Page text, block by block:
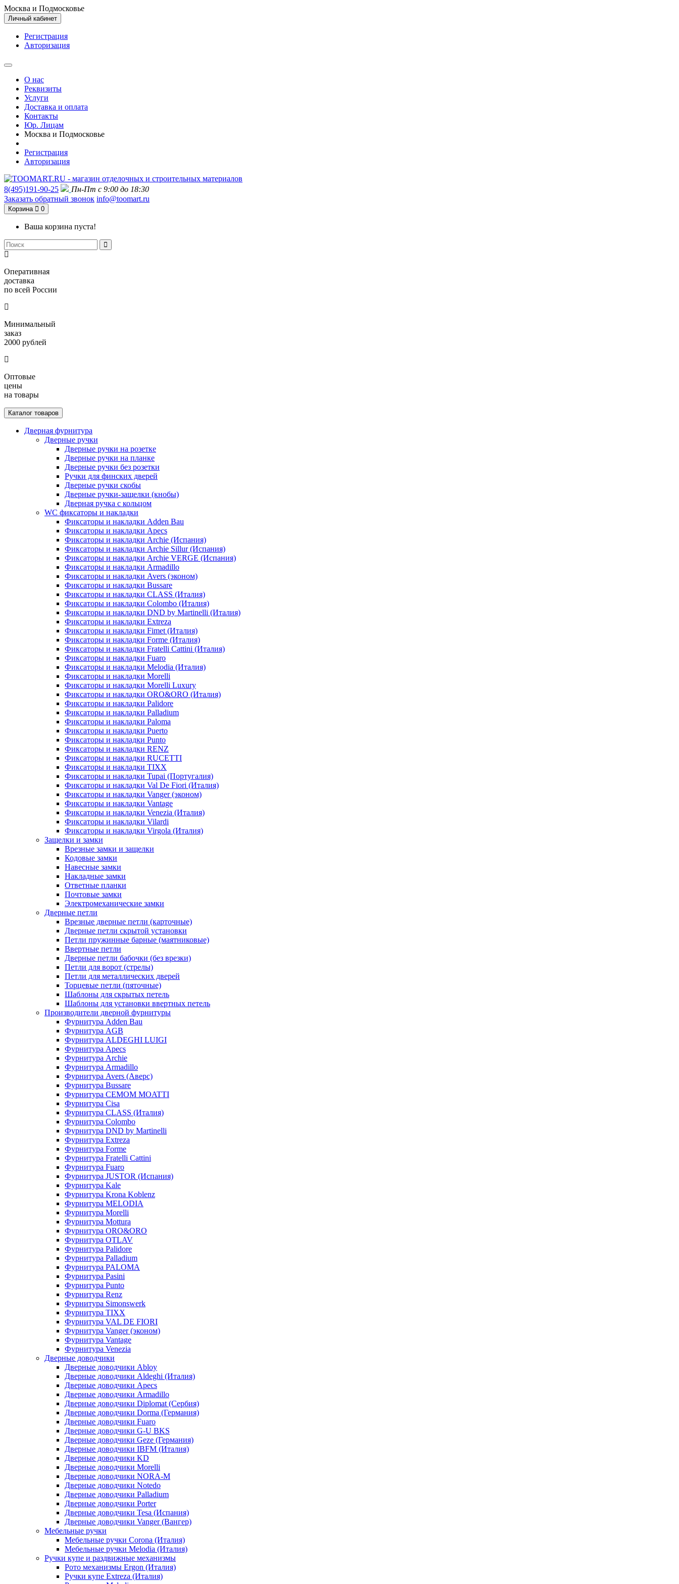
Москва и Подмосковье
Личный кабинет
Регистрация
Авторизация
О нас
Реквизиты
Услуги
Доставка и оплата
Контакты
Юр. Лицам
Москва и Подмосковье
Регистрация
Авторизация
8(495)191-90-25
Пн-Пт с 9:00 до 18:30
Заказать обратный звонок info@toomart.ru
Корзина 0
Ваша корзина пуста!
Оперативная
доставка
по всей России
Минимальный
заказ
2000 рублей
Оптовые
цены
на товары
Каталог товаров
Дверная фурнитура
Дверные ручки
Дверные ручки на розетке
Дверные ручки на планке
Дверные ручки без розетки
Ручки для финских дверей
Дверные ручки скобы
Дверные ручки-защелки (кнобы)
Дверная ручка с кольцом
WC фиксаторы и накладки
Фиксаторы и накладки Adden Bau
Фиксаторы и накладки Apecs
Фиксаторы и накладки Archie (Испания)
Фиксаторы и накладки Archie Sillur (Испания)
Фиксаторы и накладки Archie VERGE (Испания)
Фиксаторы и накладки Armadillo
Фиксаторы и накладки Avers (эконом)
Фиксаторы и накладки Bussare
Фиксаторы и накладки CLASS (Италия)
Фиксаторы и накладки Colombo (Италия)
Фиксаторы и накладки DND by Martinelli (Италия)
Фиксаторы и накладки Extreza
Фиксаторы и накладки Fimet (Италия)
Фиксаторы и накладки Forme (Италия)
Фиксаторы и накладки Fratelli Cattini (Италия)
Фиксаторы и накладки Fuaro
Фиксаторы и накладки Melodia (Италия)
Фиксаторы и накладки Morelli
Фиксаторы и накладки Morelli Luxury
Фиксаторы и накладки ORO&ORO (Италия)
Фиксаторы и накладки Palidore
Фиксаторы и накладки Palladium
Фиксаторы и накладки Paloma
Фиксаторы и накладки Puerto
Фиксаторы и накладки Punto
Фиксаторы и накладки RENZ
Фиксаторы и накладки RUCETTI
Фиксаторы и накладки TIXX
Фиксаторы и накладки Tupai (Португалия)
Фиксаторы и накладки Val De Fiori (Италия)
Фиксаторы и накладки Vanger (эконом)
Фиксаторы и накладки Vantage
Фиксаторы и накладки Venezia (Италия)
Фиксаторы и накладки Vilardi
Фиксаторы и накладки Virgola (Италия)
Защелки и замки
Врезные замки и защелки
Кодовые замки
Навесные замки
Накладные замки
Ответные планки
Почтовые замки
Электромеханические замки
Дверные петли
Врезные дверные петли (карточные)
Дверные петли скрытой установки
Петли пружинные барные (маятниковые)
Ввертные петли
Дверные петли бабочки (без врезки)
Петли для ворот (стрелы)
Петли для металлических дверей
Торцевые петли (пяточные)
Шаблоны для скрытых петель
Шаблоны для установки ввертных петель
Производители дверной фурнитуры
Фурнитура Adden Bau
Фурнитура AGB
Фурнитура ALDEGHI LUIGI
Фурнитура Apecs
Фурнитура Archie
Фурнитура Armadillo
Фурнитура Avers (Аверс)
Фурнитура Bussare
Фурнитура CEMOM MOATTI
Фурнитура Cisa
Фурнитура CLASS (Италия)
Фурнитура Colombo
Фурнитура DND by Martinelli
Фурнитура Extreza
Фурнитура Forme
Фурнитура Fratelli Cattini
Фурнитура Fuaro
Фурнитура JUSTOR (Испания)
Фурнитура Kale
Фурнитура Krona Koblenz
Фурнитура MELODIA
Фурнитура Morelli
Фурнитура Mottura
Фурнитура ORO&ORO
Фурнитура OTLAV
Фурнитура Palidore
Фурнитура Palladium
Фурнитура PALOMA
Фурнитура Pasini
Фурнитура Punto
Фурнитура Renz
Фурнитура Simonswerk
Фурнитура TIXX
Фурнитура VAL DE FIORI
Фурнитура Vanger (эконом)
Фурнитура Vantage
Фурнитура Venezia
Дверные доводчики
Дверные доводчики Abloy
Дверные доводчики Aldeghi (Италия)
Дверные доводчики Apecs
Дверные доводчики Armadillo
Дверные доводчики Diplomat (Сербия)
Дверные доводчики Dorma (Германия)
Дверные доводчики Fuaro
Дверные доводчики G-U BKS
Дверные доводчики Geze (Германия)
Дверные доводчики IBFM (Италия)
Дверные доводчики KD
Дверные доводчики Morelli
Дверные доводчики NORA-M
Дверные доводчики Notedo
Дверные доводчики Palladium
Дверные доводчики Porter
Дверные доводчики Tesa (Испания)
Дверные доводчики Vanger (Вангер)
Мебельные ручки
Мебельные ручки Corona (Италия)
Мебельные ручки Melodia (Италия)
Ручки купе и раздвижные механизмы
Рото механизмы Ergon (Италия)
Ручки купе Extreza (Италия)